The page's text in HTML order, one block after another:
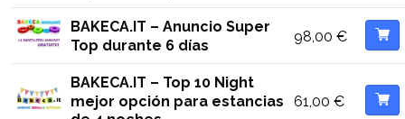
BAKECA.IT – Anuncio Super
Top durante 6 días
98,00 €
BAKECA.IT – Top 10 Night
mejor opción para estancias
61,00 €